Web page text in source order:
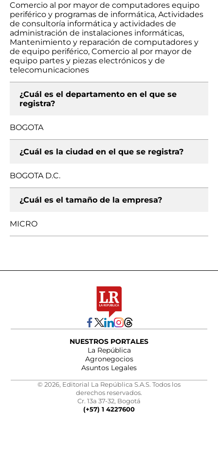
Comercio al por mayor de computadores equipo
periférico y programas de informática, Actividades
de consultoría informática y actividades de
administración de instalaciones informáticas,
Mantenimiento y reparación de computadores y
de equipo periférico, Comercio al por mayor de
equipo partes y piezas electrónicos y de
telecomunicaciones
¿Cuál es el departamento en el que se
registra?
BOGOTA
¿Cuál es la ciudad en el que se registra?
BOGOTA D.C.
¿Cuál es el tamaño de la empresa?
MICRO
NUESTROS PORTALES
La República
Agronegocios
Asuntos Legales
© 2026, Editorial La República S.A.S. Todos los
derechos reservados.
Cr. 13a 37-32, Bogotá
(+57) 1 4227600